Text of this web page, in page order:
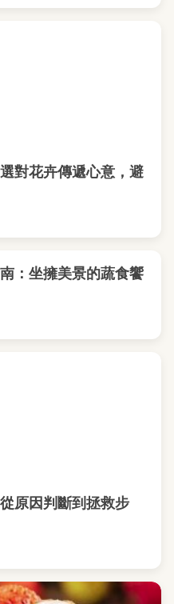
對花卉傳遞心意，避
：坐擁美景的蔬食饗
原因判斷到拯救步